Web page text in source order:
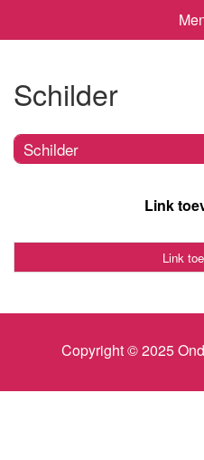
Schilder
Schilder
Link
Link
Copyright © 2025